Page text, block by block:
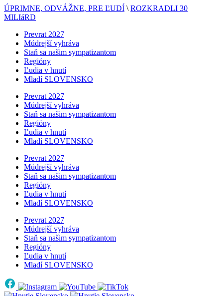
ÚPRIMNE, ODVÁŽNE, PRE ĽUDÍ \ ROZKRADLI 30
MILIáRD
Prevrat 2027
Múdrejší vyhráva
Staň sa našim sympatizantom
Regióny
Ľudia v hnutí
Mladí SLOVENSKO
Prevrat 2027
Múdrejší vyhráva
Staň sa našim sympatizantom
Regióny
Ľudia v hnutí
Mladí SLOVENSKO
Prevrat 2027
Múdrejší vyhráva
Staň sa našim sympatizantom
Regióny
Ľudia v hnutí
Mladí SLOVENSKO
Prevrat 2027
Múdrejší vyhráva
Staň sa našim sympatizantom
Regióny
Ľudia v hnutí
Mladí SLOVENSKO